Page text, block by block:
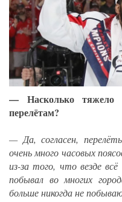
— Насколько тяжело
перелётам?
— Да, согласен,
очень много часовых
из-за того, что везде
побывал во многих
больше никогда не